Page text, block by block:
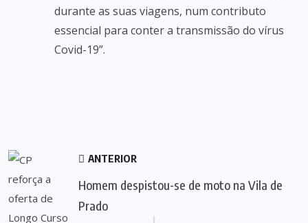
durante as suas viagens, num contributo
essencial para conter a transmissão do vírus
Covid-19”.
ANTERIOR
Homem despistou-se de moto na Vila de
Prado